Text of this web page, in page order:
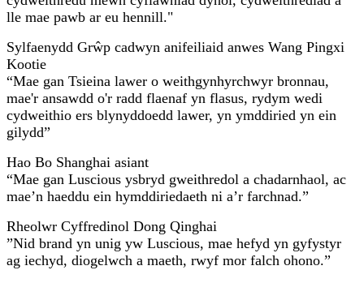
lle mae pawb ar eu hennill."
Sylfaenydd Grŵp cadwyn anifeiliaid anwes Wang Pingxi
Kootie
“Mae gan Tsieina lawer o weithgynhyrchwyr bronnau,
mae'r ansawdd o'r radd flaenaf yn flasus, rydym wedi
cydweithio ers blynyddoedd lawer, yn ymddiried yn ein
gilydd”
Hao Bo Shanghai asiant
“Mae gan Luscious ysbryd gweithredol a chadarnhaol, ac
mae’n haeddu ein hymddiriedaeth ni a’r farchnad.”
Rheolwr Cyffredinol Dong Qinghai
”Nid brand yn unig yw Luscious, mae hefyd yn gyfystyr
ag iechyd, diogelwch a maeth, rwyf mor falch ohono.”